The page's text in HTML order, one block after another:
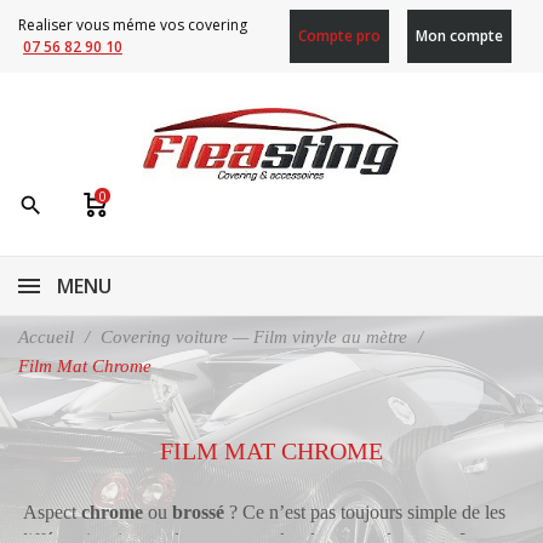
Realiser vous méme vos covering
07 56 82 90 10
Compte pro Mon compte
search 0
MENU
Accueil
Covering voiture — Film vinyle au mètre
Film Mat Chrome
FILM MAT CHROME
Aspectchrome ou brossé ? Ce n’est pas toujours simple de les